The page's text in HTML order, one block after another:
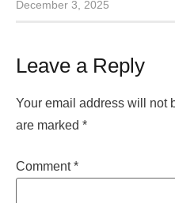
December 3, 2025
Leave a Reply
Your email address will not
are marked *
Comment*